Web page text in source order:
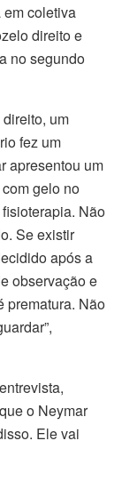
coletiva
direito e
no segundo
um
fez um
apresentou um
gelo no
Não
Se existir
após a
observação e
prematura. Não
o Neymar
Ele vai